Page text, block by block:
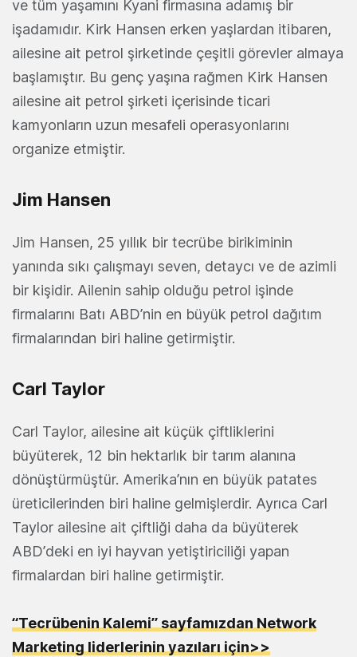
ve tüm yaşamını Kyani firmasına adamış bir
işadamıdır. Kirk Hansen erken yaşlardan itibaren,
ailesine ait petrol şirketinde çeşitli görevler almaya
başlamıştır. Bu genç yaşına rağmen Kirk Hansen
ailesine ait petrol şirketi içerisinde ticari
kamyonların uzun mesafeli operasyonlarını
organize etmiştir.
Jim Hansen
Jim Hansen, 25 yıllık bir tecrübe birikiminin
yanında sıkı çalışmayı seven, detaycı ve de azimli
bir kişidir. Ailenin sahip olduğu petrol işinde
firmalarını Batı ABD’nin en büyük petrol dağıtım
firmalarından biri haline getirmiştir.
Carl Taylor
Carl Taylor, ailesine ait küçük çiftliklerini
büyüterek, 12 bin hektarlık bir tarım alanına
dönüştürmüştür. Amerika’nın en büyük patates
üreticilerinden biri haline gelmişlerdir. Ayrıca Carl
Taylor ailesine ait çiftliği daha da büyüterek
ABD’deki en iyi hayvan yetiştiriciliği yapan
firmalardan biri haline getirmiştir.
“Tecrübenin Kalemi” sayfamızdan Network
Marketing liderlerinin yazıları için>>